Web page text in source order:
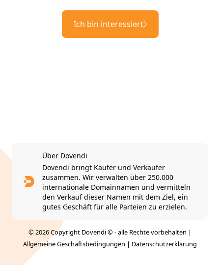
Ich bin interessiert
Über Dovendi
Dovendi bringt Käufer und Verkäufer
zusammen. Wir verwalten über 250.000
internationale Domainnamen und vermitteln
den Verkauf dieser Namen mit dem Ziel, ein
gutes Geschäft für alle Parteien zu erzielen.
© 2026 Copyright Dovendi © - alle Rechte vorbehalten |
Allgemeine Geschäftsbedingungen | Datenschutzerklärung